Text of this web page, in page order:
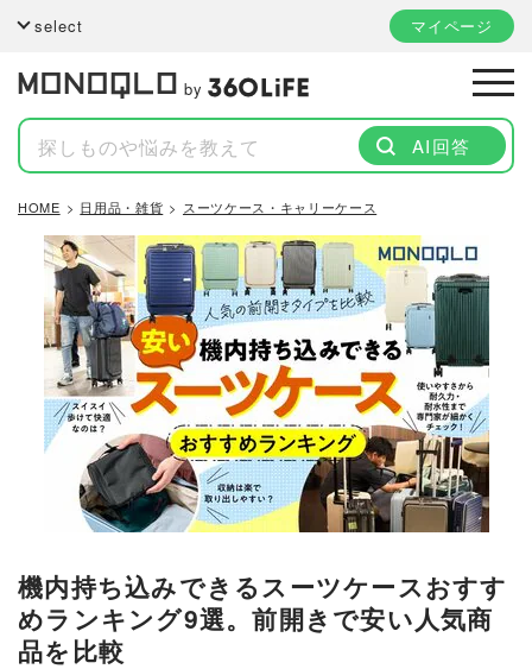
select マイページ
by
AI回答
HOME 日用品・雑貨 スーツケース・キャリーケース
機内持ち込みできるスーツケースおすす
めランキング9選。前開きで安い人気商
品を比較